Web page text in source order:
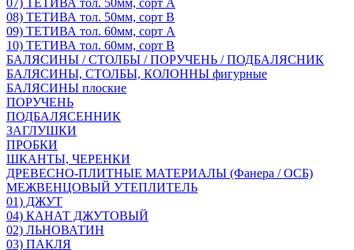
07) ТЕТИВА тол. 50мм, сорт А
08) ТЕТИВА тол. 50мм, сорт В
09) ТЕТИВА тол. 60мм, сорт А
10) ТЕТИВА тол. 60мм, сорт В
БАЛЯСИНЫ / СТОЛБЫ / ПОРУЧЕНЬ / ПОДБАЛЯСНИК
БАЛЯСИНЫ, СТОЛБЫ, КОЛОННЫ фигурные
БАЛЯСИНЫ плоские
ПОРУЧЕНЬ
ПОДБАЛЯСЕННИК
ЗАГЛУШКИ
ПРОБКИ
ШКАНТЫ, ЧЕРЕНКИ
ДРЕВЕСНО-ПЛИТНЫЕ МАТЕРИАЛЫ (Фанера / ОСБ)
МЕЖВЕНЦОВЫЙ УТЕПЛИТЕЛЬ
01) ДЖУТ
04) КАНАТ ДЖУТОВЫЙ
02) ЛЬНОВАТИН
03) ПАКЛЯ